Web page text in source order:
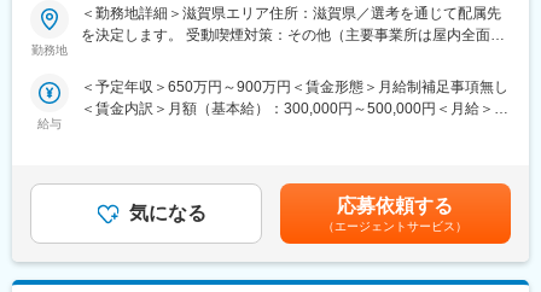
【具体的な業務詳細】
いただきます。
・担当エリアの訪問医療施設のターゲティング、担当医療施設へ
・医療従事者向けの説明会の企画・実施、医師同士のコミュニケ
ーション推進のための研究会・勉強会の立ち上げ、講演会の企
画・運営 等
※勤務地については、選考内で希望を伺ったうえで決定します。
勤務地
＜勤務地詳細＞滋賀県エリア住所：滋賀県／選考を通じて配属先
を決定します。 受動喫煙対策：その他（主要事業所は屋内全面禁
給与
＜予定年収＞650万円～900万円＜賃金形態＞月給制補足事項無し
＜賃金内訳＞月額（基本給）：300,000円～500,000円＜月給＞
ジェクト稼働手当(35,000円)、外勤日当（1日1,500円／外勤3.5時
間以上）■変動賞与制（6月・12月・3月）※平均実績6ヶ月分■イン
センティブ：3月（対象者）賃金はあくまでも目安の金額であり、
選考を通じて上下する可能性があります。月給(月額)は固定手当を
含めた表記です。
気になる 応募依頼する
（エージェントサービス）